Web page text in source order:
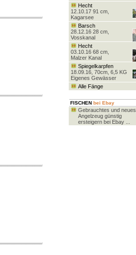
Hecht
12.10.17 91 cm,
Kagarsee
Barsch
28.12.16 28 cm,
Vosskanal
Hecht
03.10.16 68 cm,
Malzer Kanal
Spiegelkarpfen
18.09.16, 70cm, 6,5 KG
Eigenes Gewässer
Alle Fänge
FISCHEN bei Ebay
Gebrauchtes und neues
Angelzeug günstig
ersteigern bei Ebay ...